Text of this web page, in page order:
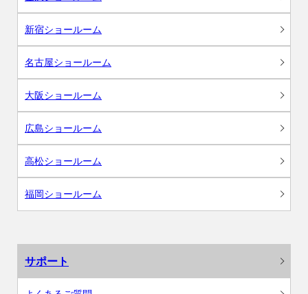
新宿ショールーム
名古屋ショールーム
大阪ショールーム
広島ショールーム
高松ショールーム
福岡ショールーム
サポート